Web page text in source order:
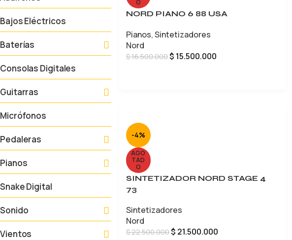
Bajos Eléctricos
Baterías
Consolas Digitales
Guitarras
Micrófonos
Pedaleras
Pianos
Snake Digital
Sonido
Vientos
O
NORD PIANO 6 88 USA
Pianos,Sintetizadores
Nord
$16.500.000$ 15.500.000
-4%
AGO
TAD
O
SINTETIZADOR NORD STAGE 4
73
Sintetizadores
Nord
$22.500.000$ 21.500.000